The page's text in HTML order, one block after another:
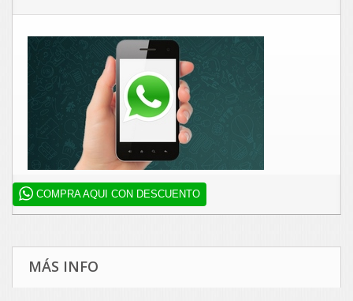
COMPRA AQUI CON DESCUENTO
MÁS INFO